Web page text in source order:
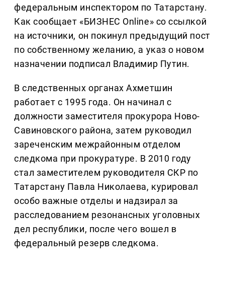
федеральным инспектором по Татарстану.
Как сообщает «БИЗНЕС Online» со ссылкой
на источники, он покинул предыдущий пост
по собственному желанию, а указ о новом
назначении подписал Владимир Путин.
В следственных органах Ахметшин
работает с 1995 года. Он начинал с
должности заместителя прокурора Ново-
Савиновского района, затем руководил
зареченским межрайонным отделом
следкома при прокуратуре. В 2010 году
стал заместителем руководителя СКР по
Татарстану Павла Николаева, курировал
особо важные отделы и надзирал за
расследованием резонансных уголовных
дел республики, после чего вошел в
федеральный резерв следкома.